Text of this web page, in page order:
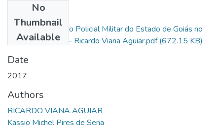
No
Thumbnail
Available
A Sobrevivência do Policial Militar do Estado de Goiás no
Período de Folga - Ricardo Viana Aguiar.pdf(672.15 KB)
Date
2017
Authors
RICARDO VIANA AGUIAR
Kassio Michel Pires de Sena